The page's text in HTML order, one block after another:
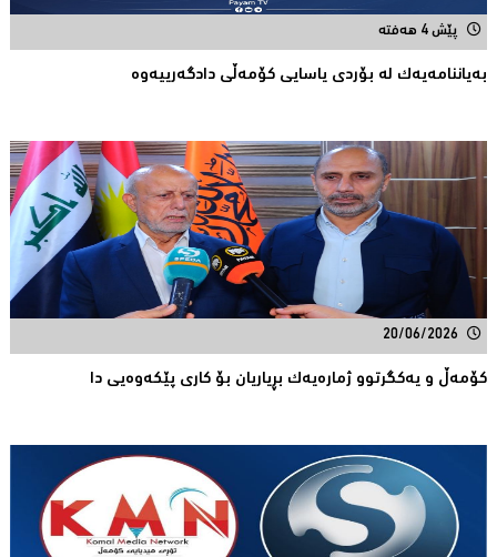
پێش 4 هەفتە
بەیاننامەیەک لە بۆردی یاسایی کۆمەڵی دادگەرییەوە
20/06/2026
كۆمەڵ و یەكگرتوو ژمارەیەك بڕیاریان بۆ كاری پێكەوەیی دا